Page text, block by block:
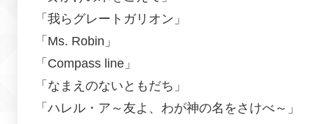
「我らグレートガリオン」
「Ms. Robin」
「Compass line」
「なまえのないともだち」
「ハレル・ア～友よ、わが神の名をさけべ～」